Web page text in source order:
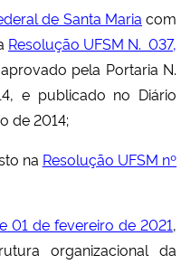
de Santa Maria com
Resolução UFSM N. 037,
pela Portaria N.
e publicado no Diário
de 2014;
na Resolução UFSM nº
01 de fevereiro de 2021,
organizacional da